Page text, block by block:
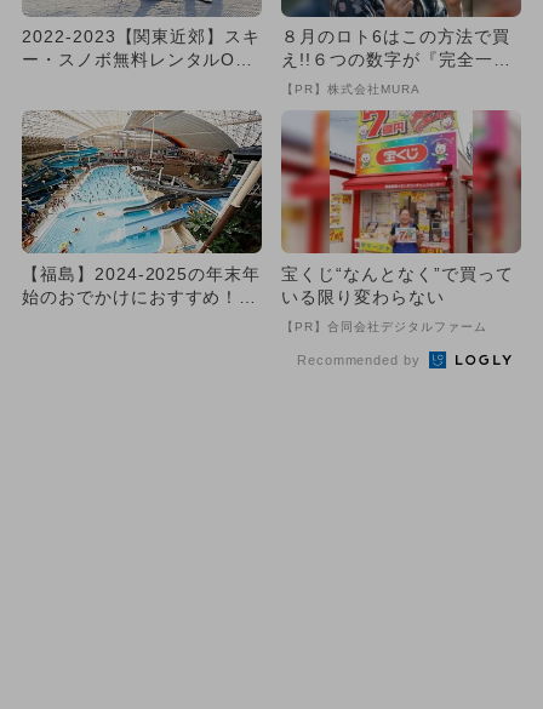
2022-2023【関東近郊】スキ
ー・スノボ無料レンタルOK
８月のロト6はこの方法で買
え!!６つの数字が『完全一
致』する方法
【PR】株式会社MURA
【福島】2024-2025の年末年
始のおでかけにおすすめ！人
宝くじ“なんとなく”で買って
いる限り変わらない
【PR】合同会社デジタルファーム
Recommended by